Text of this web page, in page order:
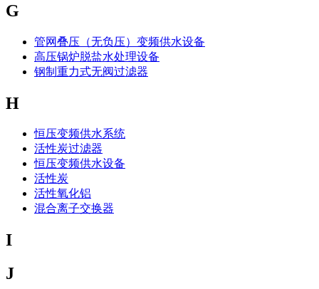
G
管网叠压（无负压）变频供水设备
高压锅炉脱盐水处理设备
钢制重力式无阀过滤器
H
恒压变频供水系统
活性炭过滤器
恒压变频供水设备
活性炭
活性氧化铝
混合离子交换器
I
J